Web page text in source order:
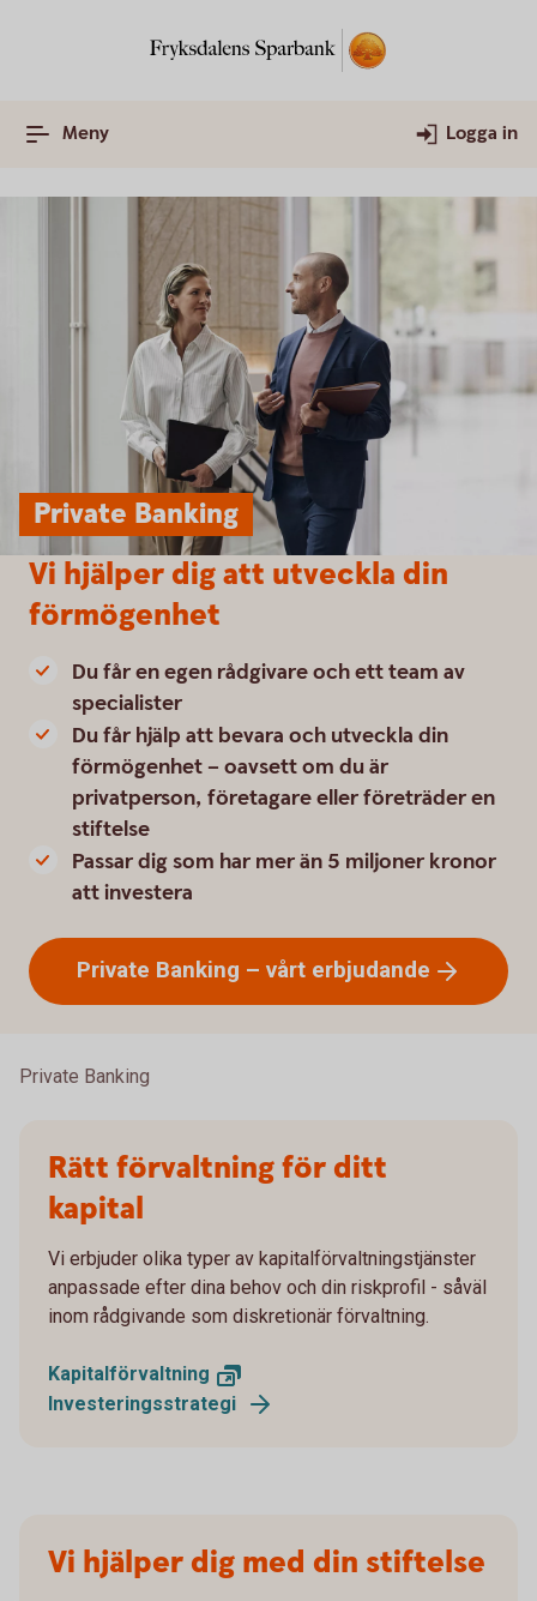
Meny Logga in
Private Banking
Vi hjälper dig att utveckla din
förmögenhet
Du får en egen rådgivare och ett team av
specialister
Du får hjälp att bevara och utveckla din
förmögenhet – oavsett om du är
privatperson, företagare eller företräder en
stiftelse
Passar dig som har mer än 5 miljoner kronor
att investera
Private Banking – vårt erbjudande
Private Banking
Rätt förvaltning för ditt
kapital
Vi erbjuder olika typer av kapitalförvaltningstjänster
anpassade efter dina behov och din riskprofil - såväl
inom rådgivande som diskretionär förvaltning.
Kapitalförvaltning
Investeringsstrategi
Vi hjälper dig med din stiftelse